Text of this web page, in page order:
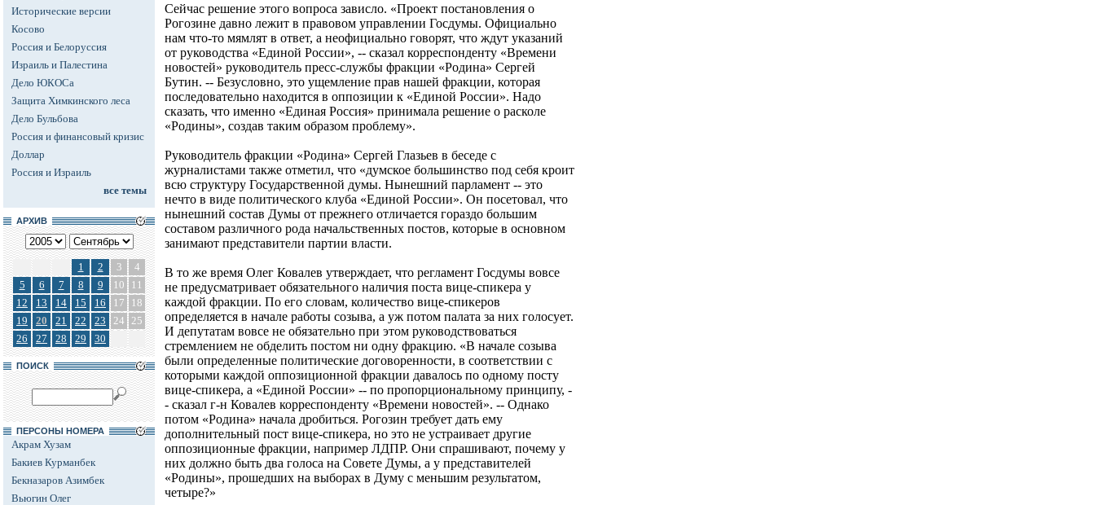
Исторические версии
Косово
Россия и Белоруссия
Израиль и Палестина
Дело ЮКОСа
Защита Химкинского леса
Дело Бульбова
Россия и финансовый кризис
Доллар
Россия и Израиль
все темы
АРХИВ
1 2 3
4
5
6 7 8 9 10
11
12
13 14 15 16 17
18
19
20 21 22 23 24 25
26
27 28 29 30
ПОИСК
ПЕРСОНЫ НОМЕРА
Акрам Хузам
Бакиев Курманбек
Бекназаров Азимбек
Вьюгин Олег
Сейчас решение этого вопроса зависло. «Проект постановления о
Рогозине давно лежит в правовом управлении Госдумы. Официально
нам что-то мямлят в ответ, а неофициально говорят, что ждут указаний
от руководства «Единой России», -- сказал корреспонденту «Времени
новостей» руководитель пресс-службы фракции «Родина» Сергей
Бутин. -- Безусловно, это ущемление прав нашей фракции, которая
последовательно находится в оппозиции к «Единой России». Надо
сказать, что именно «Единая Россия» принимала решение о расколе
«Родины», создав таким образом проблему».
Руководитель фракции «Родина» Сергей Глазьев в беседе с
журналистами также отметил, что «думское большинство под себя кроит
всю структуру Государственной думы. Нынешний парламент -- это
нечто в виде политического клуба «Единой России». Он посетовал, что
нынешний состав Думы от прежнего отличается гораздо большим
составом различного рода начальственных постов, которые в основном
занимают представители партии власти.
В то же время Олег Ковалев утверждает, что регламент Госдумы вовсе
не предусматривает обязательного наличия поста вице-спикера у
каждой фракции. По его словам, количество вице-спикеров
определяется в начале работы созыва, а уж потом палата за них голосует.
И депутатам вовсе не обязательно при этом руководствоваться
стремлением не обделить постом ни одну фракцию. «В начале созыва
были определенные политические договоренности, в соответствии с
которыми каждой оппозиционной фракции давалось по одному посту
вице-спикера, а «Единой России» -- по пропорциональному принципу, -
- сказал г-н Ковалев корреспонденту «Времени новостей». -- Однако
потом «Родина» начала дробиться. Рогозин требует дать ему
дополнительный пост вице-спикера, но это не устраивает другие
оппозиционные фракции, например ЛДПР. Они спрашивают, почему у
них должно быть два голоса на Совете Думы, а у представителей
«Родины», прошедших на выборах в Думу с меньшим результатом,
четыре?»